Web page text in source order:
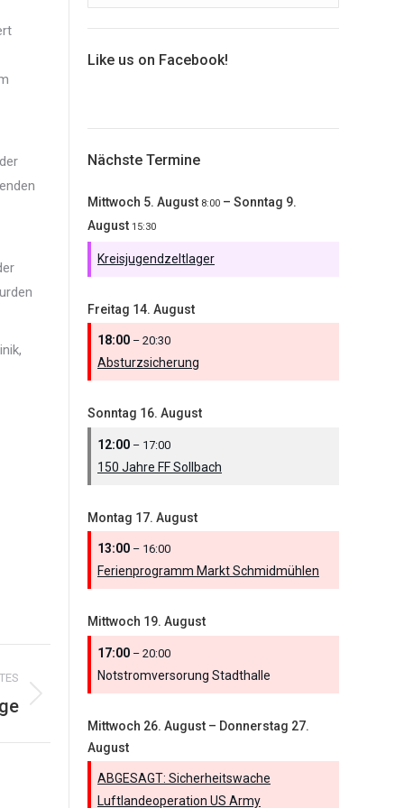
Like us on Facebook!
Nächste Termine
Mittwoch 5. August 8:00 – Sonntag 9.
August 15:30
Kreisjugendzeltlager
Freitag 14. August
18:00 – 20:30
Absturzsicherung
Sonntag 16. August
12:00 – 17:00
150 Jahre FF Sollbach
Montag 17. August
13:00 – 16:00
Ferienprogramm Markt Schmidmühlen
Mittwoch 19. August
17:00 – 20:00
Notstromversorung Stadthalle
Mittwoch 26. August – Donnerstag 27.
August
ABGESAGT: Sicherheitswache
Luftlandeoperation US Army